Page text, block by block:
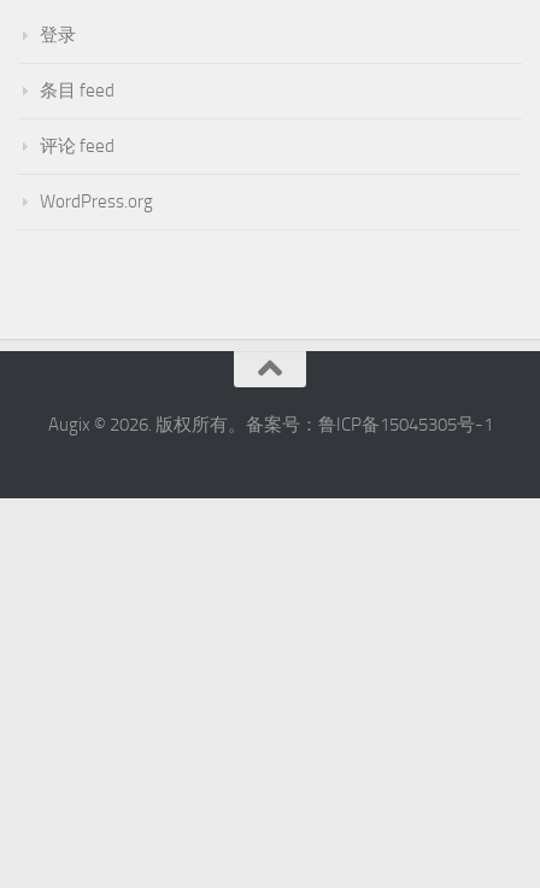
登录
条目 feed
评论 feed
WordPress.org
Augix © 2026. 版权所有。备案号：鲁ICP备15045305号-1